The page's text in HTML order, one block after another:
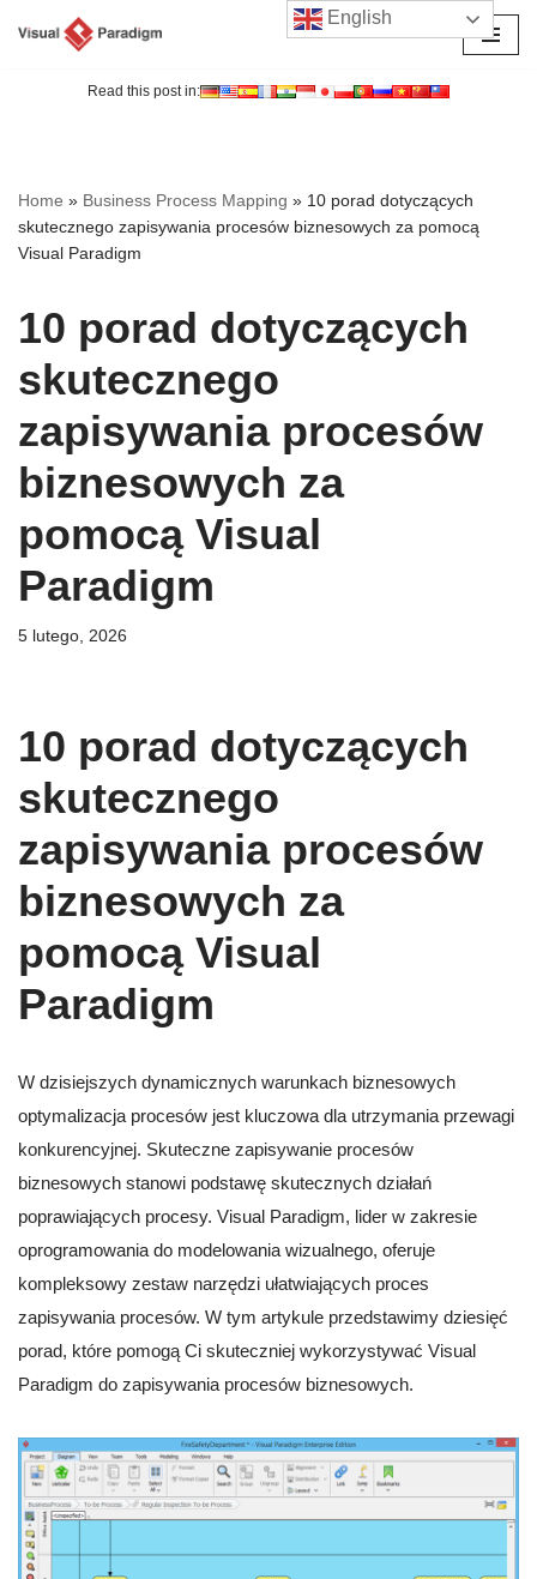
Read this post in:
Home » Business Process Mapping » 10 porad dotyczących
skutecznego zapisywania procesów biznesowych za pomocą
Visual Paradigm
10 porad dotyczących
skutecznego
zapisywania procesów
biznesowych za
pomocą Visual
Paradigm
5 lutego, 2026
10 porad dotyczących
skutecznego
zapisywania procesów
biznesowych za
pomocą Visual
Paradigm
W dzisiejszych dynamicznych warunkach biznesowych
optymalizacja procesów jest kluczowa dla utrzymania przewagi
konkurencyjnej. Skuteczne zapisywanie procesów
biznesowych stanowi podstawę skutecznych działań
poprawiających procesy. Visual Paradigm, lider w zakresie
oprogramowania do modelowania wizualnego, oferuje
kompleksowy zestaw narzędzi ułatwiających proces
zapisywania procesów. W tym artykule przedstawimy dziesięć
porad, które pomogą Ci skuteczniej wykorzystywać Visual
Paradigm do zapisywania procesów biznesowych.
English